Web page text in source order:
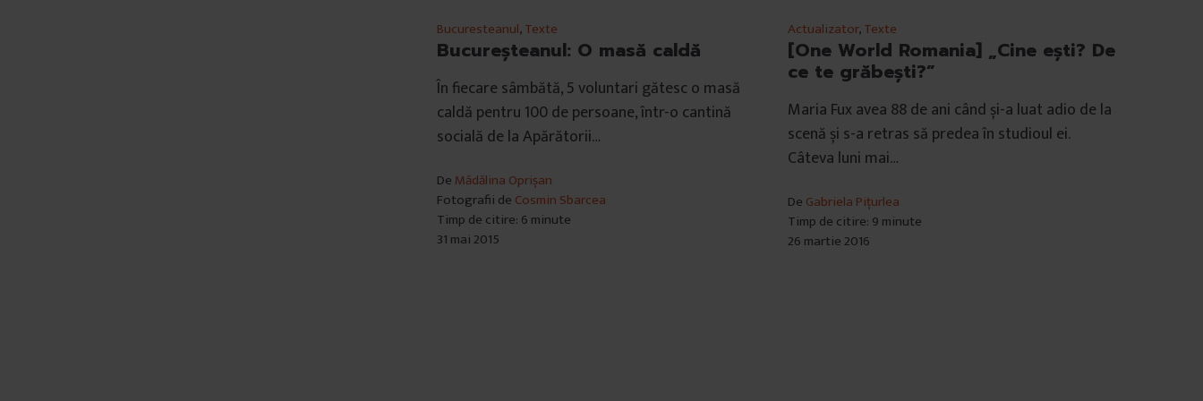
Bucuresteanul,Texte
Bucureșteanul: O masă caldă
În fiecare sâmbătă, 5 voluntari gătesc o masă
caldă pentru 100 de persoane, într-o cantină
socială de la Apărătorii…
De Mădălina Oprișan
Fotografii de Cosmin Sbarcea
Timp de citire: 6 minute
31 mai 2015
Actualizator,Texte
[One World Romania] „Cine ești? De
ce te grăbești?”
Maria Fux avea 88 de ani când și-a luat adio de la
scenă și s-a retras să predea în studioul ei.
Câteva luni mai…
De Gabriela Pițurlea
Timp de citire: 9 minute
26 martie 2016